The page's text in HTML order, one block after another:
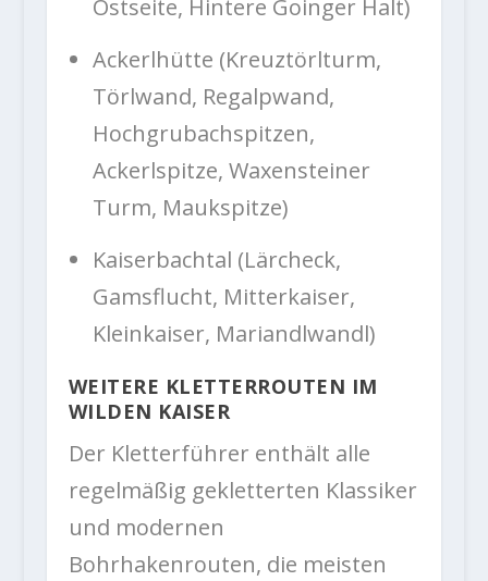
Ostseite, Hintere Goinger Halt)
Ackerlhütte (Kreuztörlturm,
Törlwand, Regalpwand,
Hochgrubachspitzen,
Ackerlspitze, Waxensteiner
Turm, Maukspitze)
Kaiserbachtal (Lärcheck,
Gamsflucht, Mitterkaiser,
Kleinkaiser, Mariandlwandl)
WEITERE KLETTERROUTEN IM
WILDEN KAISER
Der Kletterführer enthält alle
regelmäßig gekletterten Klassiker
und modernen
Bohrhakenrouten, die meisten